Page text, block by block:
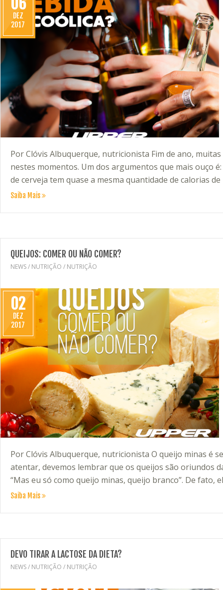
06
DEZ
2017
Por Clóvis Albuquerque, nutricionista Fim de ano,
nestes momentos. Um dos argumentos que mais ouço
de cerveja tem quase a mesma quantidade de calorias
Saiba Mais
QUEIJOS: COMER OU NÃO COMER?
NEWS/ NUTRIÇÃO / NUTRIÇÃO
02
DEZ
2017
Por Clóvis Albuquerque, nutricionista O queijo minas é
atentar, devemos lembrar que os queijos são oriundos
“Mas eu só como queijo minas, queijo branco”. De fato,
Saiba Mais
DEVO TIRAR A LACTOSE DA DIETA?
NEWS/ NUTRIÇÃO / NUTRIÇÃO